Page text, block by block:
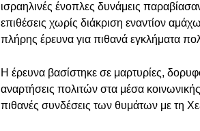
ισραηλινές ένοπλες δυνάμεις
επιθέσεις χωρίς διάκριση εναντίον
πλήρης έρευνα για πιθανά εγκλήματα
Η έρευνα βασίστηκε σε μαρτυρίες,
αναρτήσεις πολιτών στα μέσα
πιθανές συνδέσεις των θυμάτων με τη